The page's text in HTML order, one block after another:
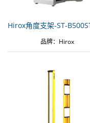
品牌：Hirox